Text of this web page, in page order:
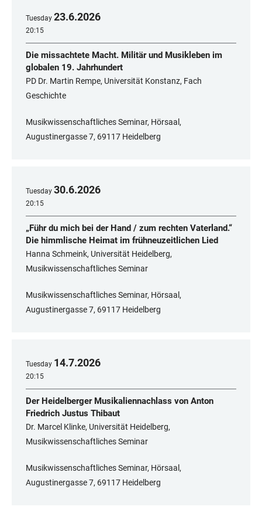
Tuesday 23.6.2026
20:15
Die missachtete Macht. Militär und Musikleben im
globalen 19. Jahrhundert
PD Dr. Martin Rempe, Universität Konstanz, Fach
Geschichte
Musikwissenschaftliches Seminar, Hörsaal,
Augustinergasse 7, 69117 Heidelberg
Tuesday 30.6.2026
20:15
„Führ du mich bei der Hand / zum rechten Vaterland.“
Die himmlische Heimat im frühneuzeitlichen Lied
Hanna Schmeink, Universität Heidelberg,
Musikwissenschaftliches Seminar
Musikwissenschaftliches Seminar, Hörsaal,
Augustinergasse 7, 69117 Heidelberg
Tuesday 14.7.2026
20:15
Der Heidelberger Musikaliennachlass von Anton
Friedrich Justus Thibaut
Dr. Marcel Klinke, Universität Heidelberg,
Musikwissenschaftliches Seminar
Musikwissenschaftliches Seminar, Hörsaal,
Augustinergasse 7, 69117 Heidelberg